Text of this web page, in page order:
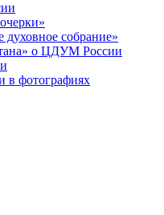
собрание»
о ЦДУМ России
фотографиях